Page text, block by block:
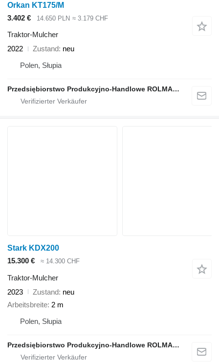
Orkan KT175/M
3.402 €
14.650 PLN ≈ 3.179 CHF
Traktor-Mulcher
2022
Zustand neu
Polen, Słupia
Przedsiębiorstwo Produkcyjno-Handlowe ROLMAPOL Marcin Dziekan
Stark KDX200
15.300 €
≈ 14.300 CHF
Traktor-Mulcher
2023
Zustand neu
Arbeitsbreite 2 m
Polen, Słupia
Przedsiębiorstwo Produkcyjno-Handlowe ROLMAPOL Marcin Dziekan